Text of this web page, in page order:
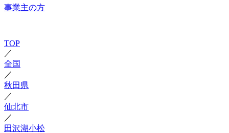
事業主の方
TOP
／
全国
／
秋田県
／
仙北市
／
田沢湖小松